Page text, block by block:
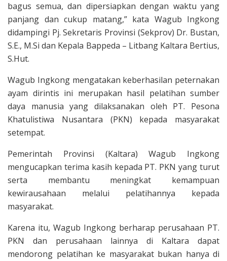
bagus semua, dan dipersiapkan dengan waktu yang
panjang dan cukup matang,” kata Wagub Ingkong
didampingi Pj. Sekretaris Provinsi (Sekprov) Dr. Bustan,
S.E., M.Si dan Kepala Bappeda – Litbang Kaltara Bertius,
S.Hut.
Wagub Ingkong mengatakan keberhasilan peternakan
ayam dirintis ini merupakan hasil pelatihan sumber
daya manusia yang dilaksanakan oleh PT. Pesona
Khatulistiwa Nusantara (PKN) kepada masyarakat
setempat.
Pemerintah Provinsi (Kaltara) Wagub Ingkong
mengucapkan terima kasih kepada PT. PKN yang turut
serta membantu meningkat kemampuan
kewirausahaan melalui pelatihannya kepada
masyarakat.
Karena itu, Wagub Ingkong berharap perusahaan PT.
PKN dan perusahaan lainnya di Kaltara dapat
mendorong pelatihan ke masyarakat bukan hanya di